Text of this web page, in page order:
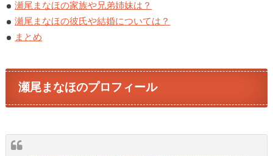
瀬尾まなほの家族や兄弟姉妹は？
瀬尾まなほの彼氏や結婚については？
まとめ
瀬尾まなほのプロフィール